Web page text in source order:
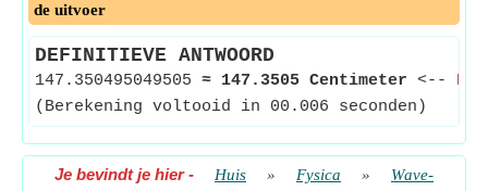
de uitvoer
DEFINITIEVE ANTWOORD
147.350495049505 ≈ 147.3505 Centimeter <--
(Berekening voltooid in 00.006 seconden)
Je bevindt je hier- Huis » Fysica »
Wave-